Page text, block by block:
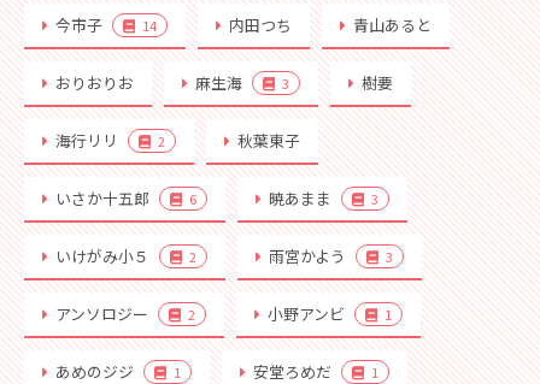
今市子 14 内田つち 青山あると
おりおりお 麻生海 3 樹要
海行リリ 2 秋葉東子
いさか十五郎 6 暁あまま 3
いけがみ小５ 2 雨宮かよう 3
アンソロジー 2 小野アンビ 1
あめのジジ 1 安堂ろめだ 1